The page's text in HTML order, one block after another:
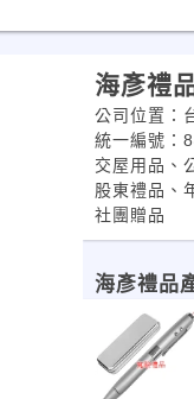
海彥禮
公司位置：
統一編號：
交屋用品、
股東禮品、
社團贈品
海彥禮品